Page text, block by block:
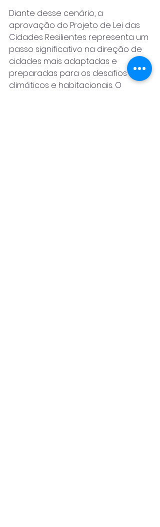
Diante desse cenário, a
aprovação do Projeto de Lei das
Cidades Resilientes representa um
passo significativo na direção de
cidades mais adaptadas e
preparadas para os desafios
climáticos e habitacionais. O